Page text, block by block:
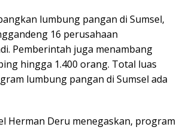
lumbung pangan di Sumsel,
16 perusahaan
Pemberintah juga menambang
hingga 1.400 orang. Total luas
lumbung pangan di Sumsel ada
Herman Deru menegaskan, program